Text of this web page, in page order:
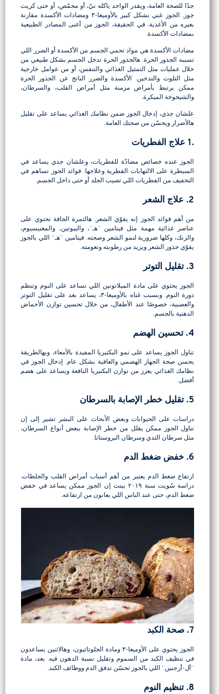
جدًا للصحة العامة، ويقدر الواحد ياكله نيّ، أو محمّص، أو حتى كزيت
جوز. الجوز غني بشكل كبير بالأوميغا-٣ ومضادات الأكسدة مقارنة
بغيره من الأغذية. في الحقيقة، الجوز من أغنى المصادر الطبيعية
بمضادات الأكسدة.
مضادات الأكسدة هي مواد تحمي الجسم من الأكسدة أو الضرر اللي
تسببه الجذور الحرة. هالجذور الحرة تدخل الجسم بشكل طبيعي من
خلال عمليات مثل التمثيل الغذائي والتنفس، أو من عوامل خارجية
مثل التلوث والتدخين. الأكسدة والضرر الناتج عن الجذور الحرة
ممكن يرتبط بأمراض مزمنة مثل أمراض القلب، والسرطان،
والشيخوخة المبكرة.
علشان جذي، إدخال الجوز ضمن نظامك الغذائي يساعد على تقليل
هالأضرار ويحسّن من صحتك العامة.
.1 علاج الفطريات
الجوز عنده خصائص مضادّة للفطريات، وعلشان جذي يساعد في
السيطرة على الالتهابات الفطرية وعلاجها. فوائد الجوز تساهم في
التخفيف من الفطريات اللي تصيب الجلد أو حتى داخل الجسم.
2. علاج الشعر
من أهم فوائد الجوز إنه يقوّي الشعر. هالثمرة الجافة تحتوي على
عناصر غذائية مهمة مثل فيتامين “هـ”، والبيوتين، والمغنيسيوم،
والزنك، وكلها ضرورية لنمو الشعر وصحته. فيتامين “هـ” اللي بالجوز
يقوّي جذور الشعر ويزيد من رطوبته ونعومته.
3. تقليل التوتر
الجوز يحتوي على مادة الميلاتونين اللي تساعد على النوم وتنظم
دورة النوم. وبسبب غناه بالأوميغا-٣، يساعد بعد على تقليل التوتر
والعصبية، خصوصًا عند الأطفال، من خلال تحسين توازن الأحماض
الدهنية بالجسم.
4. تحسين الهضم
تناول الجوز يساعد على نمو البكتيريا المفيدة بالأمعاء، وبهالطريقة
يحسن صحة الجهاز الهضمي والعافية بشكل عام. إدخال الجوز في
نظامك الغذائي يعزز من توازن البكتيريا النافعة ويساعد على هضم
أفضل.
5. تقليل خطر الإصابة بالسرطان
دراسات على الحيوانات وبعض الأبحاث على البشر تشير إلى إن
تناول الجوز ممكن يقلل من خطر الإصابة ببعض أنواع السرطان،
مثل سرطان الثدي وسرطان البروستاتا.
6. خفض ضغط الدم
ارتفاع ضغط الدم يعتبر من أهم أسباب أمراض القلب والجلطات.
دراسة سُويت سنة ٢٠١٩ بينت إن الجوز ممكن يساعد في خفض
ضغط الدم، حتى عند الناس اللي يعانون من ارتفاعه.
7. صحة الكبد
الجوز يحتوي على الأوميغا-٣ ومادة الجلوتاثيون، وهالاثنين يساعدون
في تنظيف الكبد من السموم وتقليل نسبة الدهون فيه. بعد، مادة
“أل-أرجنين” اللي بالجوز تحسّن تدفق الدم ووظائف الكبد.
8. تنظيم النوم